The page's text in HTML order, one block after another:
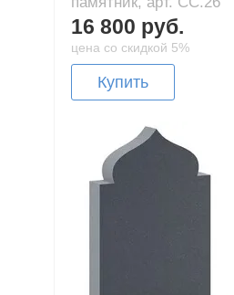
16 800 руб.
цена со скидкой 5%
Купить